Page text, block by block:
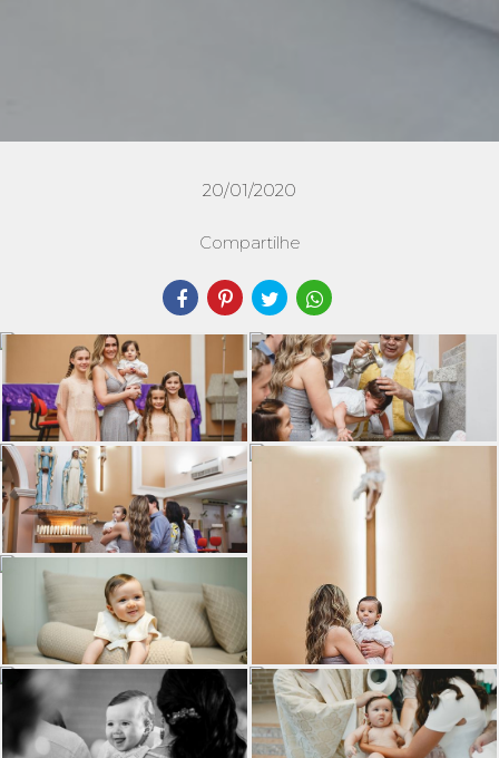
20/01/2020
Compartilhe